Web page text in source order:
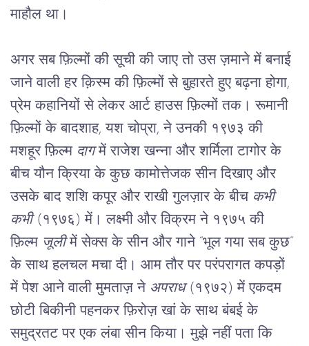
माहौल था।
अगर सब फ़िल्मों की सूची की जाए तो उस ज़माने में बनाई
जाने वाली हर क़िस्म की फ़िल्मों से बुहारते हुए बढ़ना होगा,
प्रेम कहानियों से लेकर आर्ट हाउस फ़िल्मों तक। रूमानी
फ़िल्मों के बादशाह, यश चोप्रा, ने उनकी १९७३ की
मशहूर फ़िल्म दाग में राजेश खन्ना और शर्मिला टागोर के
बीच यौन क्रिया के कुछ कामोत्तेजक सीन दिखाए और
उसके बाद शशि कपूर और राखी गुलज़ार के बीच कभी
कभी (१९७६) में। लक्ष्मी और विक्रम ने १९७५ की
फ़िल्म जूली में सेक्स के सीन और गाने “भूल गया सब कुछ”
के साथ हलचल मचा दी। आम तौर पर परंपरागत कपड़ों
में पेश आने वाली मुमताज़ ने अपराध (१९७२) में एकदम
छोटी बिकीनी पहनकर फ़िरोज़ खां के साथ बंबई के
समुद्रतट पर एक लंबा सीन किया। मुझे नहीं पता कि